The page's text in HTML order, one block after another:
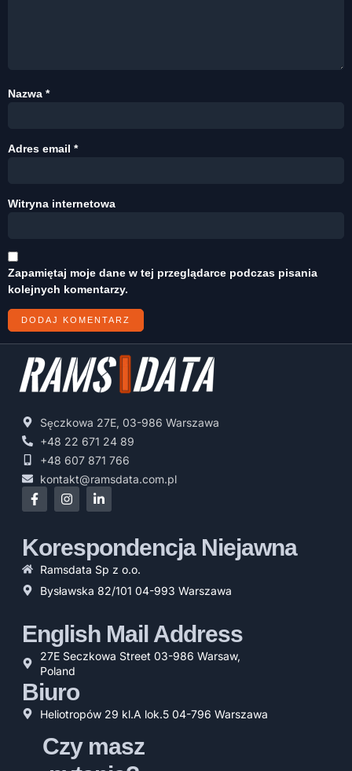
Nazwa *
Adres email *
Witryna internetowa
Zapamiętaj moje dane w tej przeglądarce podczas pisania
kolejnych komentarzy.
Sęczkowa 27E, 03-986 Warszawa
+48 22 671 24 89
+48 607 871 766
kontakt@ramsdata.com.pl
Korespondencja Niejawna
Ramsdata Sp z o.o.
Bysławska 82/101 04-993 Warszawa
English Mail Address
27E Seczkowa Street 03-986 Warsaw,
Poland
Biuro
Heliotropów 29 kl.A lok.5 04-796 Warszawa
Czy masz